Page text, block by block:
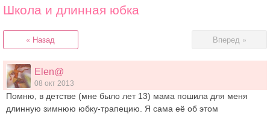
Школа и длинная юбка
« Назад Вперед »
Elen@
08 окт 2013
Помню, в детстве (мне было лет 13) мама пошила для меня
длинную зимнюю юбку-трапецию. Я сама её об этом